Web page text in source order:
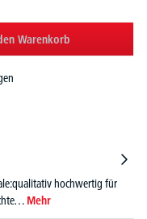
Warenkorb
hochwertig für
Mehr